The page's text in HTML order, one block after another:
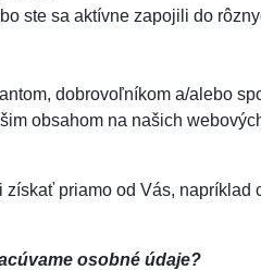
ste sa aktívne zapojili do
dobrovoľníkom a/alebo
obsahom na našich
priamo od Vás,
osobné údaje?